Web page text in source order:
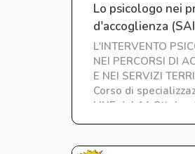
Lo psicologo nei
d'accoglienza
Nuova edizione
L'INTERVENTO
NEI PERCORSI DI
E NEI SERVIZI
Corso di
LINE dal 14 Ottobre